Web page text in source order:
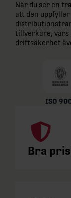
När du ser en
att den
tillverkare,
driftsäkerhet
ISO
Bra